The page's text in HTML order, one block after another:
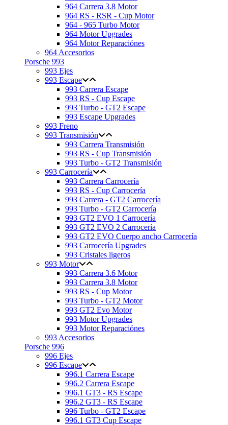
964 Carrera 3.8 Motor
964 RS - RSR - Cup Motor
964 - 965 Turbo Motor
964 Motor Upgrades
964 Motor Reparaciónes
964 Accesorios
Porsche 993
993 Ejes
993 Escape
993 Carrera Escape
993 RS - Cup Escape
993 Turbo - GT2 Escape
993 Escape Upgrades
993 Freno
993 Transmisión
993 Carrera Transmisión
993 RS - Cup Transmisión
993 Turbo - GT2 Transmisión
993 Carrocería
993 Carrera Carrocería
993 RS - Cup Carrocería
993 Carrera - GT2 Carrocería
993 Turbo - GT2 Carrocería
993 GT2 EVO 1 Carrocería
993 GT2 EVO 2 Carrocería
993 GT2 EVO Cuerpo ancho Carrocería
993 Carrocería Upgrades
993 Cristales ligeros
993 Motor
993 Carrera 3.6 Motor
993 Carrera 3.8 Motor
993 RS - Cup Motor
993 Turbo - GT2 Motor
993 GT2 Evo Motor
993 Motor Upgrades
993 Motor Reparaciónes
993 Accesorios
Porsche 996
996 Ejes
996 Escape
996.1 Carrera Escape
996.2 Carrera Escape
996.1 GT3 - RS Escape
996.2 GT3 - RS Escape
996 Turbo - GT2 Escape
996.1 GT3 Cup Escape